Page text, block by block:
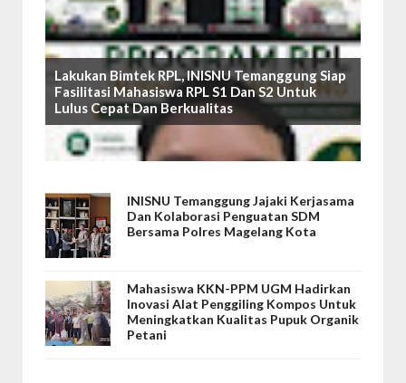
Lakukan Bimtek RPL, INISNU Temanggung Siap
Fasilitasi Mahasiswa RPL S1 Dan S2 Untuk
Lulus Cepat Dan Berkualitas
INISNU Temanggung Jajaki Kerjasama
Dan Kolaborasi Penguatan SDM
Bersama Polres Magelang Kota
Mahasiswa KKN-PPM UGM Hadirkan
Inovasi Alat Penggiling Kompos Untuk
Meningkatkan Kualitas Pupuk Organik
Petani